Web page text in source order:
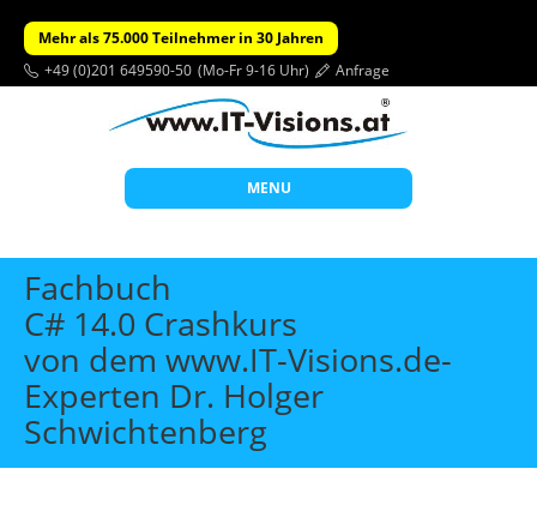
Mehr als 75.000 Teilnehmer in 30 Jahren
+49 (0)201 649590-50 (Mo-Fr 9-16 Uhr) Anfrage
MENU
Start
Themen
Individuelle Schulungen
Offene Seminare
Fachbuch
C# 14.0 Crashkurs
von dem www.IT-Visions.de-
Experten Dr. Holger
Schwichtenberg